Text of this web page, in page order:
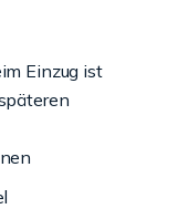
Einzug ist